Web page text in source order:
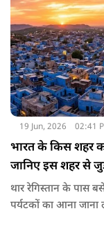
19 Jun, 2026 02:41
भारत के किस शहर
जानिए इस शहर से
थार रेगिस्तान के पास
पर्यटकों का आना